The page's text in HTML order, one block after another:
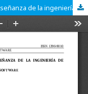
Gestión de riesgos inteligente en la enseñanza de la ingeniería de software